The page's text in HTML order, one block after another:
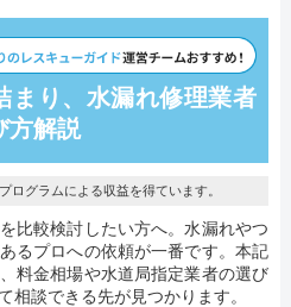
まり、水漏れ修理業者
方解説
グラムによる収益を得ています。
比較検討したい方へ。水漏れやつ
るプロへの依頼が一番です。本記
料金相場や水道局指定業者の選び
相談できる先が見つかります。